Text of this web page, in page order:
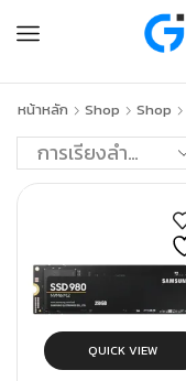
หน้าหลัก Shop Shop
QUICK VIEW